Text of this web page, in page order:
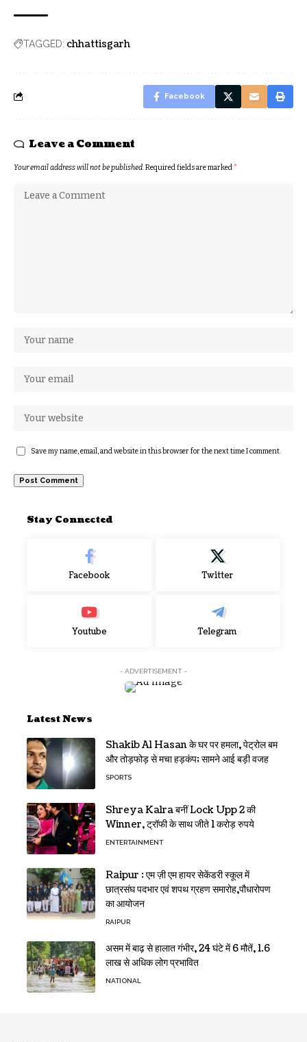
TAGGED: chhattisgarh
Facebook
Leave a Comment
Your email address will not be published.Required fields are marked*
Save my name, email, and website in this browser for the next time I comment.
Stay Connected
Facebook Twitter
Youtube Telegram
- ADVERTISEMENT -
Latest News
Shakib Al Hasan के घर पर हमला, पेट्रोल बम
और तोड़फोड़ से मचा हड़कंप; सामने आई बड़ी वजह
SPORTS
Shreya Kalra बनीं Lock Upp 2 की
Winner, ट्रॉफी के साथ जीते 1 करोड़ रुपये
ENTERTAINMENT
Raipur : एम ज़ी एम हायर सेकेंडरी स्कूल में
छात्रसंघ पदभार एवं शपथ ग्रहण समारोह,पौधारोपण
का आयोजन
RAIPUR
असम में बाढ़ से हालात गंभीर, 24 घंटे में 6 मौतें, 1.6
लाख से अधिक लोग प्रभावित
NATIONAL